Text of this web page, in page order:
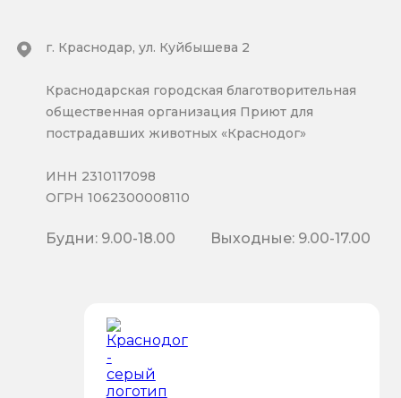
г. Краснодар, ул. Куйбышева 2
Краснодарская городская благотворительная
общественная организация Приют для
пострадавших животных «Краснодог»
ИНН 2310117098
ОГРН 1062300008110
Будни: 9.00-18.00 Выходные: 9.00-17.00